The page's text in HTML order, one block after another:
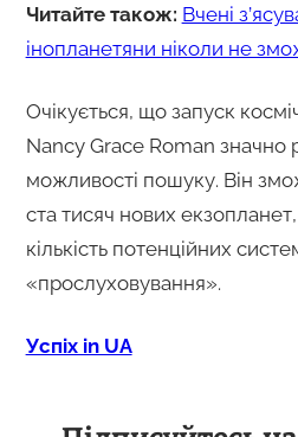
Читайте також: Вчені
інопланетяни ніколи не
Очікується, що запуск
Nancy Grace Roman значно
можливості пошуку. Він
ста тисяч нових
кількість потенційних
«прослуховування».
Успіх in UA